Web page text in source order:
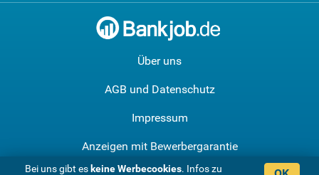
Über uns
AGB und Datenschutz
Impressum
Anzeigen mit Bewerbergarantie
Bei uns gibt es keine Werbe­cookies. Infos zu